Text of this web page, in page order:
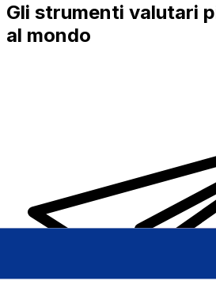
Gli strumenti valutari
al mondo